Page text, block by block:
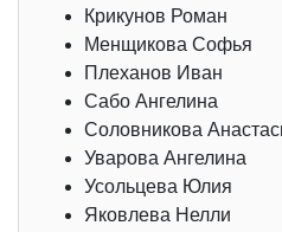
Крикунов Роман
Менщикова Софья
Плеханов Иван
Сабо Ангелина
Соловникова
Уварова Ангелина
Усольцева Юлия
Яковлева Нелли